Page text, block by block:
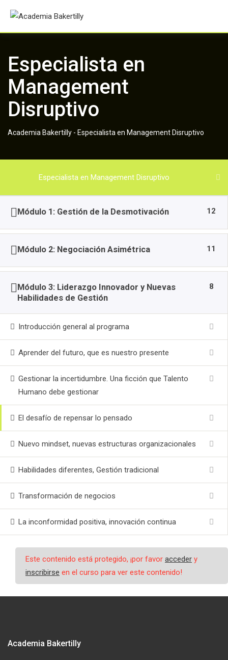
content
Especialista en
Management
Disruptivo
Academia Bakertilly - Especialista en Management Disruptivo
Especialista en Management Disruptivo
Módulo 1: Gestión de la Desmotivación 12
Módulo 2: Negociación Asimétrica 11
Módulo 3: Liderazgo Innovador y Nuevas
Habilidades de Gestión
8
Introducción general al programa
Aprender del futuro, que es nuestro presente
Gestionar la incertidumbre. Una ficción que Talento
Humano debe gestionar
El desafío de repensar lo pensado
Nuevo mindset, nuevas estructuras organizacionales
Habilidades diferentes, Gestión tradicional
Transformación de negocios
La inconformidad positiva, innovación continua
Este contenido está protegido, ¡por favor acceder y
inscribirse en el curso para ver este contenido!
Academia Bakertilly